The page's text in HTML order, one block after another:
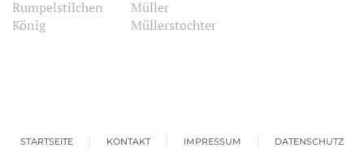
Rumpelstilchen
König
Müller
Müllerstochter
STARTSEITE KONTAKT IMPRESSUM DATENSCHUTZ